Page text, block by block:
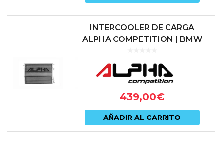
INTERCOOLER DE CARGA
ALPHA COMPETITION | BMW
M2 (G87) 3.0 BITURBO (S58) |
AC-S5...
439,00€
AÑADIR AL CARRITO